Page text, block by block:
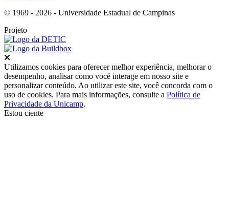
© 1969 - 2026 - Universidade Estadual de Campinas
Projeto
Utilizamos cookies para oferecer melhor experiência, melhorar o
desempenho, analisar como você interage em nosso site e
personalizar conteúdo. Ao utilizar este site, você concorda com o
uso de cookies. Para mais informações, consulte a Política de
Privacidade da Unicamp.
Estou ciente